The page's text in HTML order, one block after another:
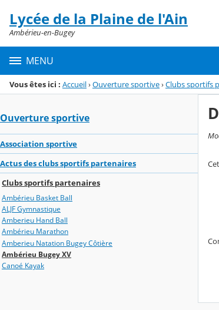
Menu de la rubrique
Contenu
Lycée de la Plaine de l'Ain
Ambérieu-en-Bugey
MENU
Vous êtes ici : Accueil›Ouverture sportive›Clubs sportifs
Ouverture sportive
Association sportive
Actus des clubs sportifs partenaires
Clubs sportifs partenaires
Ambérieu Basket Ball
ALJF Gymnastique
Amberieu Hand Ball
Ambérieu Marathon
Amberieu Natation Bugey Côtière
Ambérieu Bugey XV
Canoé Kayak